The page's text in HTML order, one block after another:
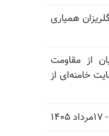
همیاری
از مقاومت
خامنه‌ای از